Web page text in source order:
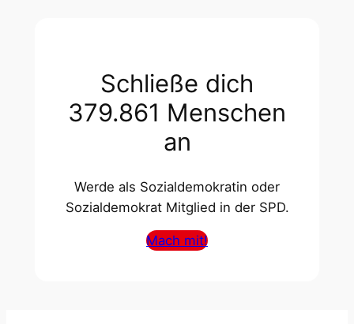
Schließe dich
379.861 Menschen
an
Werde als Sozialdemokratin oder
Sozialdemokrat Mitglied in der SPD.
Mach mit!